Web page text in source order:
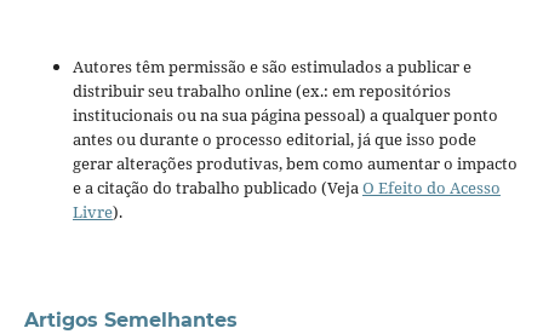
Autores têm permissão e são estimulados a publicar e
distribuir seu trabalho online (ex.: em repositórios
institucionais ou na sua página pessoal) a qualquer ponto
antes ou durante o processo editorial, já que isso pode
gerar alterações produtivas, bem como aumentar o impacto
e a citação do trabalho publicado (VejaO Efeito do Acesso
Livre).
Artigos Semelhantes